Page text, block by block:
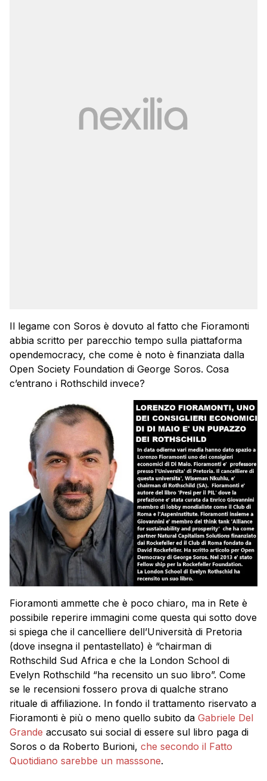
Il legame con Soros è dovuto al fatto che Fioramonti
abbia scritto per parecchio tempo sulla piattaforma
opendemocracy, che come è noto è finanziata dalla
Open Society Foundation di George Soros. Cosa
c’entrano i Rothschild invece?
Fioramonti ammette che è poco chiaro, ma in Rete è
possibile reperire immagini come questa qui sotto dove
si spiega che il cancelliere dell’Università di Pretoria
(dove insegna il pentastellato) è “chairman di
Rothschild Sud Africa e che la London School di
Evelyn Rothschild “ha recensito un suo libro”. Come
se le recensioni fossero prova di qualche strano
rituale di affiliazione. In fondo il trattamento riservato a
Fioramonti è più o meno quello subito da Gabriele Del
Grande accusato sui social di essere sul libro paga di
Soros o da Roberto Burioni, che secondo il Fatto
Quotidiano sarebbe un masssone.